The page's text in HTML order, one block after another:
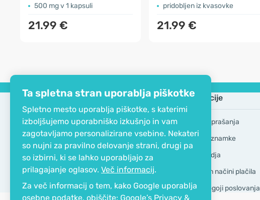
Ta spletna stran uporablja piškotke
Spletno mesto uporablja piškotke, s katerimi
izboljšujemo uporabniško izkušnjo in vam
zagotavljamo personalizirane vsebine. Nekateri
so nujni za pravilno delovanje strani, drugi pa
so izbirni, ki se lahko uporabljajo za
prilagajanje oglasov. Več informacij.
Za več informacij o tem, kako Google uporablja
osebne podatke, obiščite: Google’s Privacy &
500 mg v 1 kapsuli
21.99 €
pridobljen iz kvasovke
21.99 €
Podjetje
EKO certifikat
Kontakt
O podjetju
Informacije
Pogosta vprašanja
Blagovne znamke
GDPR Orodja
Dostava in načini plačila
Splošni pogoji poslovanja